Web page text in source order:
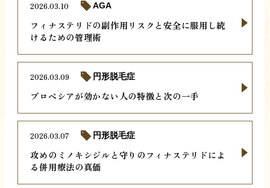
フィナステリドの副作用リスクと安全に服用し続
けるための管理術
2026.03.10 AGA
プロペシアが効かない人の特徴と次の一手
2026.03.09 円形脱毛症
攻めのミノキシジルと守りのフィナステリドによ
る併用療法の真価
2026.03.07 円形脱毛症